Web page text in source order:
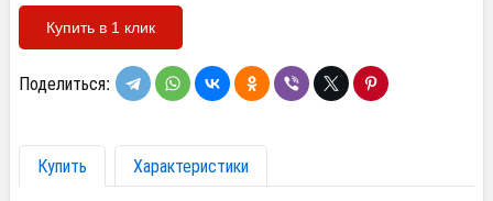
Купить в 1 клик
Поделиться:
Купить
Характеристики